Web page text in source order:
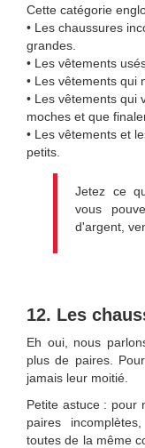
Cette catégorie
• Les chaussures
grandes.
• Les vêtements
• Les vêtements qui
• Les vêtements qui
moches et que
• Les vêtements et
petits.
Jetez ce
vous
d'argent,
12. Les
Eh oui, nous
plus de paires.
jamais leur moitié.
Petite astuce : pour
paires
toutes de la même